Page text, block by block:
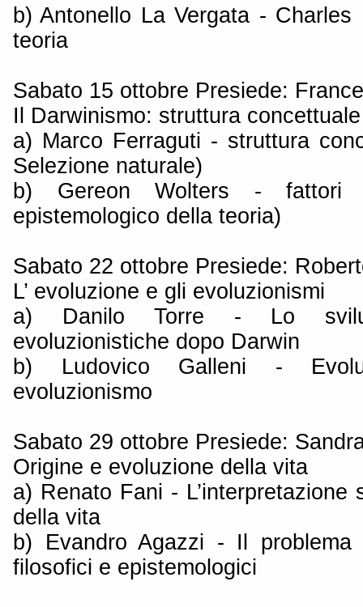
b) Antonello La Vergata -
teoria
Sabato 15 ottobre Presiede:
Il Darwinismo: struttura
a) Marco Ferraguti - struttura
Selezione naturale)
b) Gereon Wolters - fattori
epistemologico della teoria)
Sabato 22 ottobre Presiede:
L’ evoluzione e gli evoluzionismi
a) Danilo Torre - Lo
evoluzionistiche dopo Darwin
b) Ludovico Galleni -
evoluzionismo
Sabato 29 ottobre Presiede:
Origine e evoluzione della vita
a) Renato Fani - L’interpretazione
della vita
b) Evandro Agazzi - Il problema
filosofici e epistemologici